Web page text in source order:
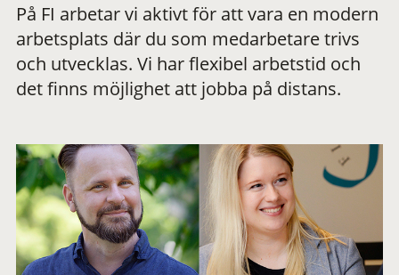
meningsfull och
flexibel
På FI arbetar vi aktivt för att vara en modern
arbetsplats där du som medarbetare trivs
och utvecklas. Vi har flexibel arbetstid och
det finns möjlighet att jobba på distans.